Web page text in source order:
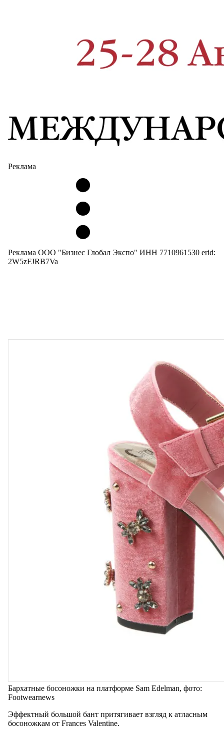
Реклама
Реклама ООО "Бизнес Глобал Экспо" ИНН 7710961530 erid:
2W5zFJRB7Va
Бархатные босоножки на платформе Sam Edelman, фото:
Footwearnews
Эффектный большой бант притягивает взгляд к атласным
босоножкам от Frances Valentine.